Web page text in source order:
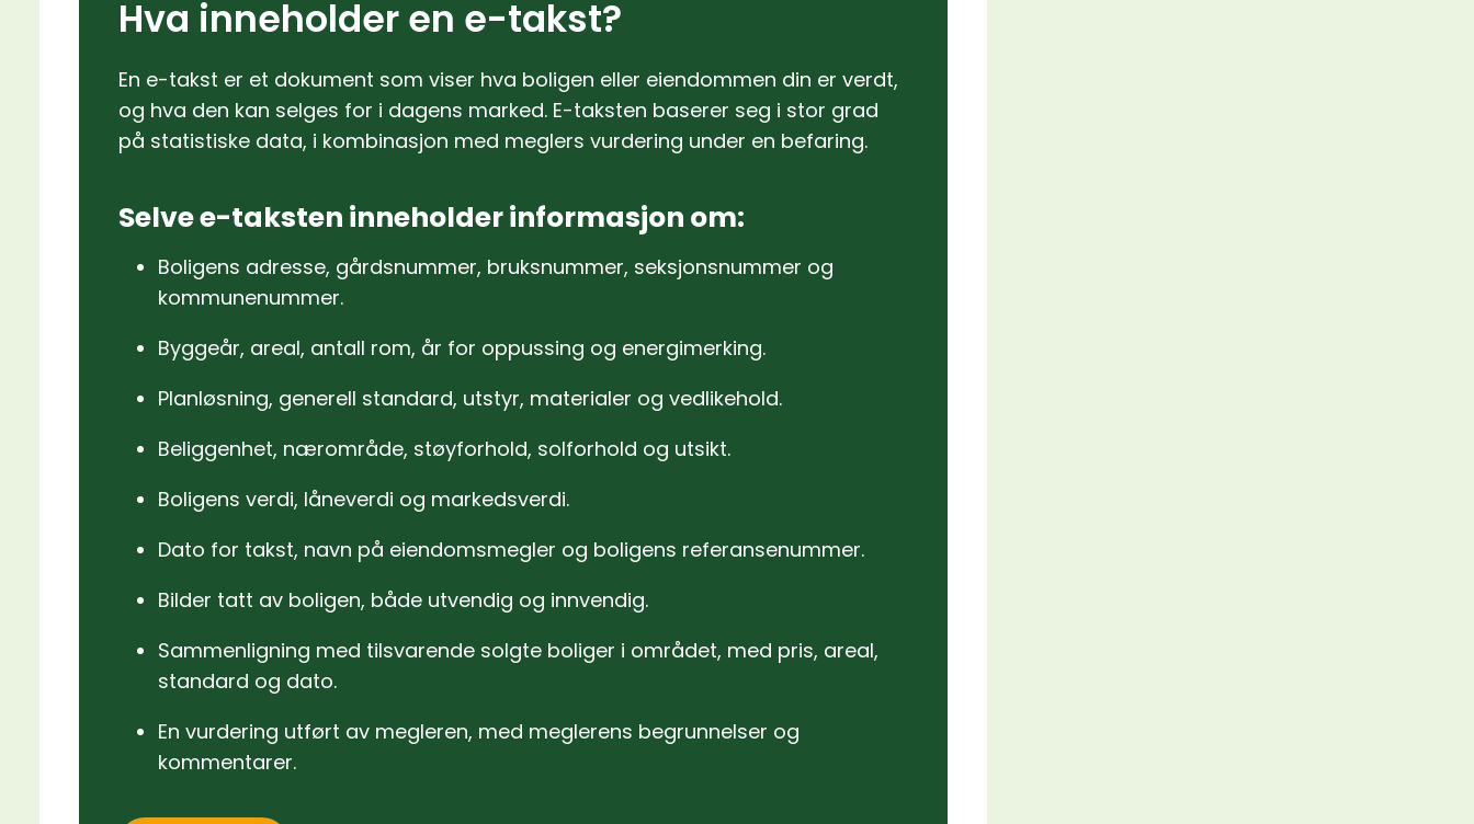
Hva inneholder en e-takst?
En e-takst er et dokument som viser hva boligen eller eiendommen din er verdt,
og hva den kan selges for i dagens marked. E-taksten baserer seg i stor grad
på statistiske data, i kombinasjon med meglers vurdering under en befaring.
Selve e-taksten inneholder informasjon om:
Boligens adresse, gårdsnummer, bruksnummer, seksjonsnummer og
kommunenummer.
Byggeår, areal, antall rom, år for oppussing og energimerking.
Planløsning, generell standard, utstyr, materialer og vedlikehold.
Beliggenhet, nærområde, støyforhold, solforhold og utsikt.
Boligens verdi, låneverdi og markedsverdi.
Dato for takst, navn på eiendomsmegler og boligens referansenummer.
Bilder tatt av boligen, både utvendig og innvendig.
Sammenligning med tilsvarende solgte boliger i området, med pris, areal,
standard og dato.
En vurdering utført av megleren, med meglerens begrunnelser og
kommentarer.